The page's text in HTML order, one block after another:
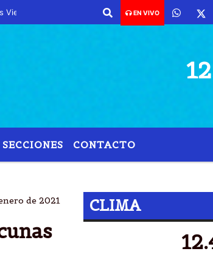
7 de Agosto de 2026 y son las 06:51 -
EN VIVO
SECCIONES CONTACTO
de 2021 CLIMA